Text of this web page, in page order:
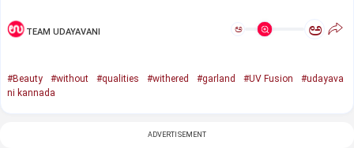
TEAM UDAYAVANI ಅ ಅ
#Beauty #without #qualities #withered #garland #UV Fusion
#udayava
ni kannada
ADVERTISEMENT